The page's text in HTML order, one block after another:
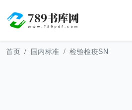
首页 国内标准 检验检疫SN